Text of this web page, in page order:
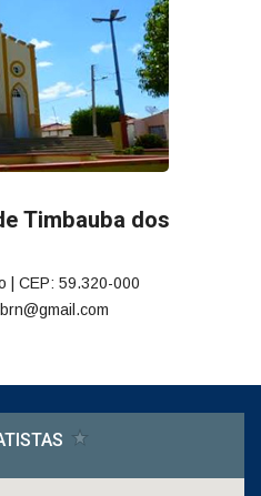
Timbauba dos
| CEP: 59.320-000